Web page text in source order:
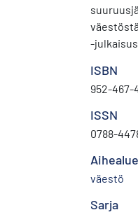
-
ISBN
952-467-
ISSN
0788-
Aihealue
väestö
Sarja